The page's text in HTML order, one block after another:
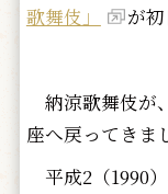
歌舞伎」
が
納涼歌舞伎が
座へ戻ってきま
平成2（1990